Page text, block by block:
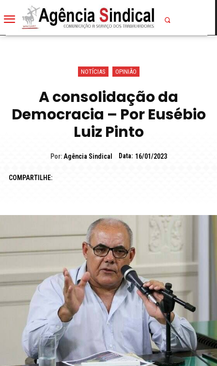
NOTÍCIAS OPINIÃO
A consolidação da
Democracia – Por Eusébio
Luiz Pinto
Por: Agência Sindical Data: 16/01/2023
COMPARTILHE: